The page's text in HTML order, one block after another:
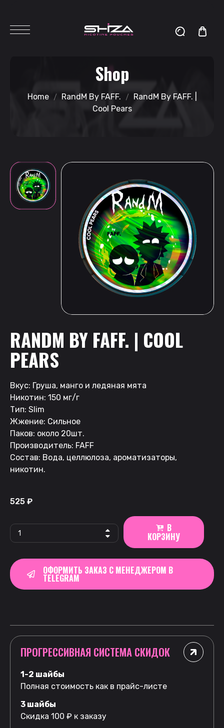
Shop
Home RandM By FAFF.
RandM By FAFF. |
Cool Pears
RANDM BY FAFF. | COOL
PEARS
Вкус: Груша, манго и ледяная мята
Никотин: 150 мг/г
Тип: Slim
Жжение: Сильное
Паков: около 20шт.
Производитель: FAFF
Состав: Вода, целлюлоза, ароматизаторы,
никотин.
525 ₽
В
КОРЗИНУ
ОФОРМИТЬ ЗАКАЗ С МЕНЕДЖЕРОМ В
TELEGRAM
ПРОГРЕССИВНАЯ СИСТЕМА СКИДОК
1-2 шайбы
Полная стоимость как в прайс-листе
3 шайбы
Скидка 100 ₽ к заказу